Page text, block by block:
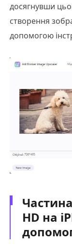
досягнувши
створення
допомогою
HD на